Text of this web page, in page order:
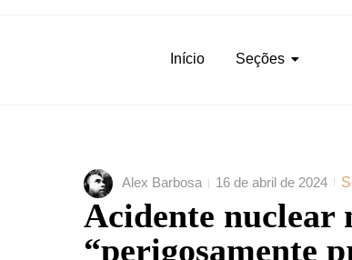
Início Seções
Alex Barbosa 16 de abril de 2024
Acidente nuclear
“perigosamente